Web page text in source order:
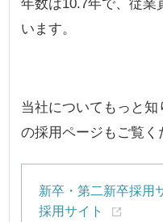
年数は10.7年で、従業
います。
当社についてもっと
の採用ページもご覧く
新卒・第二新卒採用
採用サイト